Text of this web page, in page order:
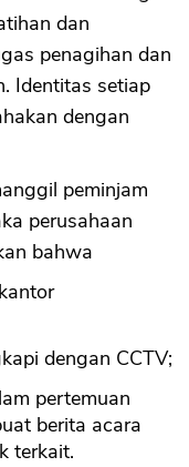
dan
penagihan dan
Identitas setiap
dengan
peminjam
perusahaan
bahwa
dengan CCTV;
pertemuan
berita acara
terkait.